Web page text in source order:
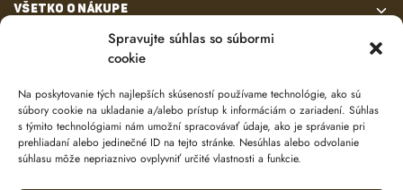
Spravujte súhlas so súbormi
cookie
Na poskytovanie tých najlepších skúseností používame technológie, ako sú
súbory cookie na ukladanie a/alebo prístup k informáciám o zariadení. Súhlas
s týmito technológiami nám umožní spracovávať údaje, ako je správanie pri
prehliadaní alebo jedinečné ID na tejto stránke. Nesúhlas alebo odvolanie
súhlasu môže nepriaznivo ovplyvniť určité vlastnosti a funkcie.
VŠETKO O NÁKUPE